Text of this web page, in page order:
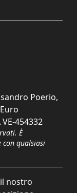
Poerio,
VE-454332
È
con qualsiasi
nostro